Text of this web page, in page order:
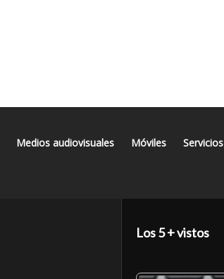
Medios audiovisuales Móviles Servicios
Los 5 + vistos